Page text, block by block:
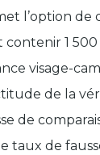
l’option
contenir 1
visage-
de la
de
taux de